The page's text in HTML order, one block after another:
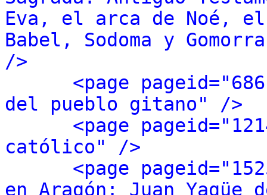
Eva, el arca de Noé,
Babel, Sodoma y
/>
<page
del pueblo gitano" />
<page
católico" />
<page
en Aragón: Juan Yagüe